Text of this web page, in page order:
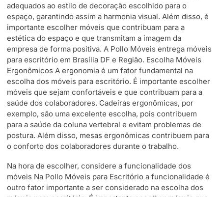
adequados ao estilo de decoração escolhido para o
espaço, garantindo assim a harmonia visual. Além disso, é
importante escolher móveis que contribuam para a
estética do espaço e que transmitam a imagem da
empresa de forma positiva. A Pollo Móveis entrega móveis
para escritório em Brasília DF e Região. Escolha Móveis
Ergonômicos A ergonomia é um fator fundamental na
escolha dos móveis para escritório. É importante escolher
móveis que sejam confortáveis e que contribuam para a
saúde dos colaboradores. Cadeiras ergonômicas, por
exemplo, são uma excelente escolha, pois contribuem
para a saúde da coluna vertebral e evitam problemas de
postura. Além disso, mesas ergonômicas contribuem para
o conforto dos colaboradores durante o trabalho.
Na hora de escolher, considere a funcionalidade dos
móveis Na Pollo Móveis para Escritório a funcionalidade é
outro fator importante a ser considerado na escolha dos